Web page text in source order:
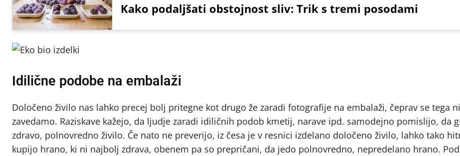
Kako podaljšati obstojnost sliv: Trik s tremi posodami
Idilične podobe na embalaži
Določeno živilo nas lahko precej bolj pritegne kot drugo že zaradi fotografije na embalaži, čeprav se tega
zavedamo. Raziskave kažejo, da ljudje zaradi idiličnih podob kmetij, narave ipd. samodejno pomislijo, da
zdravo, polnovredno živilo. Če nato ne preverijo, iz česa je v resnici izdelano določeno živilo, lahko tako
kupijo hrano, ki ni najbolj zdrava, obenem pa so prepričani, da jedo polnovredno, nepredelano hrano.